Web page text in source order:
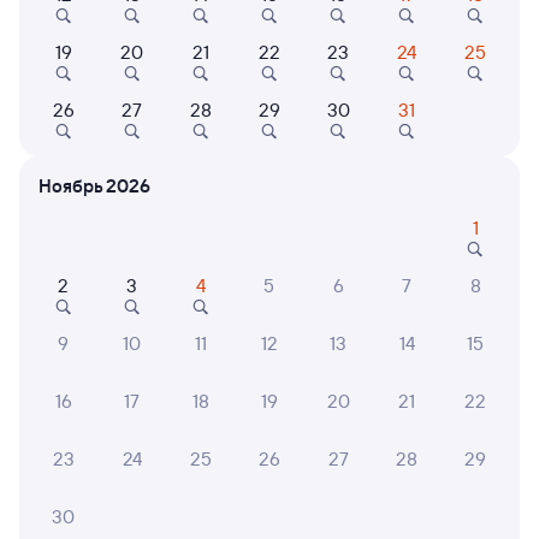
Онлайн-покупка за 4 минуты
Онлайн-возврат билетов без очереди в кассу
Выбор любимых мест на схемах вагонов
10
Shelest
19 20 21 22 23 24 25
26 27 28 29 30 31
Ноябрь 2026
1
2 3 4 5 6 7 8
9 10 11 12 13 14 15
16 17 18 19 20 21 22
23 24 25 26 27 28 29
30